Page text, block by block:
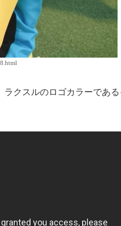
クスルのロゴカラーであ